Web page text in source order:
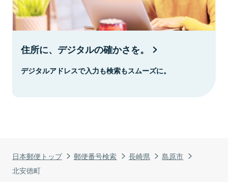
日本郵便トップ 郵便番号検索 長崎県
島原市
北安徳町
住所に、デジタルの確かさを。
デジタルアドレスで入力も検索もスムーズに。